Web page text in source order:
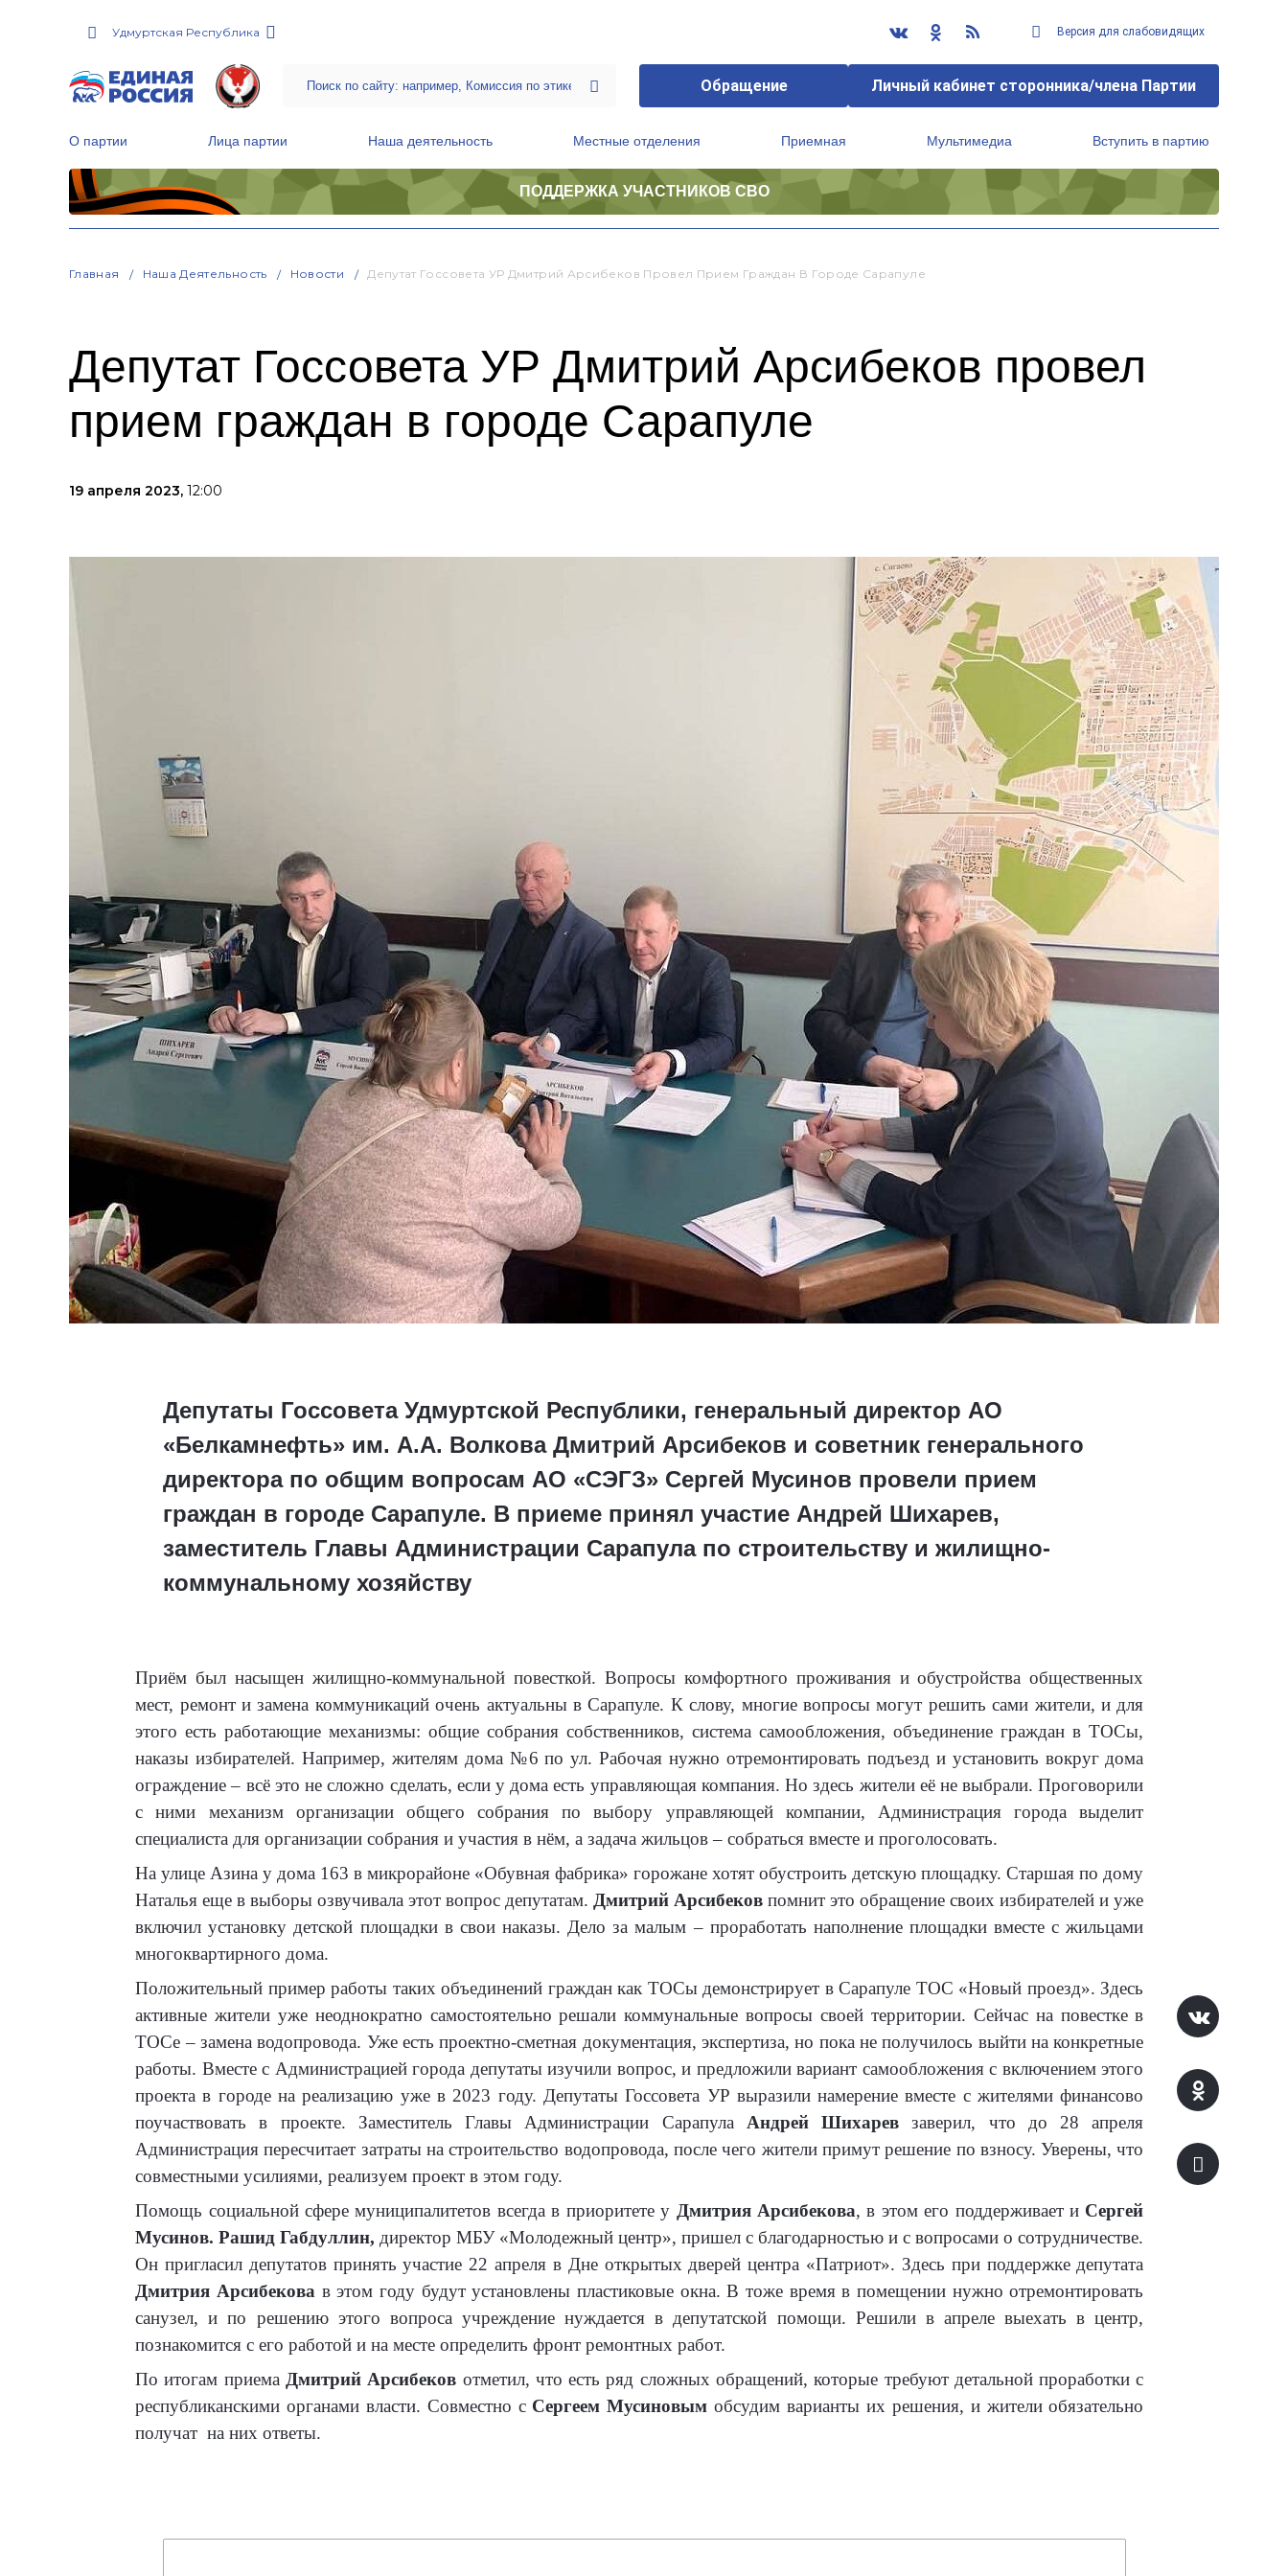
Удмуртская Республика Версия для слабовидящих
Обращение Личный кабинет сторонника/члена Партии
О партии Лица партии Наша деятельность Местные отделения Приемная Мультимедиа Вступить в партию
ПОДДЕРЖКА УЧАСТНИКОВ СВО
Главная Наша Деятельность Новости Депутат Госсовета УР Дмитрий Арсибеков Провел Прием Граждан В Городе Сарапуле
Депутат Госсовета УР Дмитрий Арсибеков провел
прием граждан в городе Сарапуле
19 апреля 2023, 12:00
Депутаты Госсовета Удмуртской Республики, генеральный директор АО
«Белкамнефть» им. А.А. Волкова Дмитрий Арсибеков и советник генерального
директора по общим вопросам АО «СЭГЗ» Сергей Мусинов провели прием
граждан в городе Сарапуле. В приеме принял участие Андрей Шихарев,
заместитель Главы Администрации Сарапула по строительству и жилищно-
коммунальному хозяйству
Приём был насыщен жилищно-коммунальной повесткой. Вопросы комфортного проживания и обустройства общественных
мест, ремонт и замена коммуникаций очень актуальны в Сарапуле. К слову, многие вопросы могут решить сами жители, и для
этого есть работающие механизмы: общие собрания собственников, система самообложения, объединение граждан в ТОСы,
наказы избирателей. Например, жителям дома №6 по ул. Рабочая нужно отремонтировать подъезд и установить вокруг дома
ограждение – всё это не сложно сделать, если у дома есть управляющая компания. Но здесь жители её не выбрали. Проговорили
с ними механизм организации общего собрания по выбору управляющей компании, Администрация города выделит
специалиста для организации собрания и участия в нём, а задача жильцов – собраться вместе и проголосовать.
На улице Азина у дома 163 в микрорайоне «Обувная фабрика» горожане хотят обустроить детскую площадку. Старшая по дому
Наталья еще в выборы озвучивала этот вопрос депутатам. Дмитрий Арсибековпомнит это обращение своих избирателей и уже
включил установку детской площадки в свои наказы. Дело за малым – проработать наполнение площадки вместе с жильцами
многоквартирного дома.
Положительный пример работы таких объединений граждан как ТОСы демонстрирует в Сарапуле ТОС «Новый проезд». Здесь
активные жители уже неоднократно самостоятельно решали коммунальные вопросы своей территории. Сейчас на повестке в
ТОСе – замена водопровода. Уже есть проектно-сметная документация, экспертиза, но пока не получилось выйти на конкретные
работы. Вместе с Администрацией города депутаты изучили вопрос, и предложили вариант самообложения с включением этого
проекта в городе на реализацию уже в 2023 году. Депутаты Госсовета УР выразили намерение вместе с жителями финансово
поучаствовать в проекте. Заместитель Главы Администрации Сарапула Андрей Шихарев заверил, что до 28 апреля
Администрация пересчитает затраты на строительство водопровода, после чего жители примут решение по взносу. Уверены, что
совместными усилиями, реализуем проект в этом году.
Помощь социальной сфере муниципалитетов всегда в приоритете у Дмитрия Арсибекова, в этом его поддерживает и Сергей
Мусинов.Рашид Габдуллин, директор МБУ «Молодежный центр», пришел с благодарностью и с вопросами о сотрудничестве.
Он пригласил депутатов принять участие 22 апреля в Дне открытых дверей центра «Патриот». Здесь при поддержке депутата
Дмитрия Арсибекова в этом году будут установлены пластиковые окна. В тоже время в помещении нужно отремонтировать
санузел, и по решению этого вопроса учреждение нуждается в депутатской помощи. Решили в апреле выехать в центр,
познакомится с его работой и на месте определить фронт ремонтных работ.
По итогам приема Дмитрий Арсибеков отметил, что есть ряд сложных обращений, которые требуют детальной проработки с
республиканскими органами власти. Совместно с Сергеем Мусиновым обсудим варианты их решения, и жители обязательно
получат на них ответы.